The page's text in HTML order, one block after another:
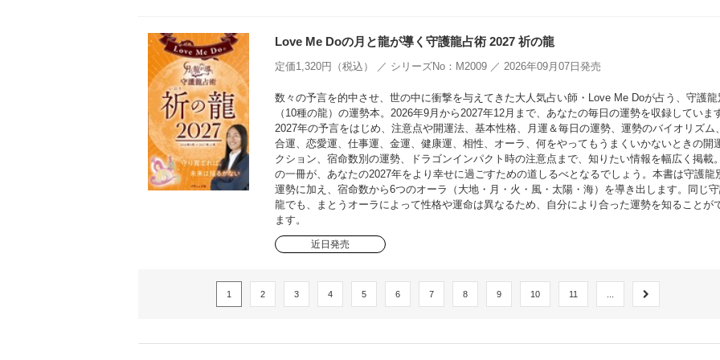
Love Me Doの月と龍が導く守護龍占術 2027 祈の龍
定価1,320円（税込） ／ シリーズNo：M2009 ／ 2026年09月07日発売
数々の予言を的中させ、世の中に衝撃を与えてきた大人気占い師・Love Me Doが占う、守護龍
（10種の龍）の運勢本。2026年9月から2027年12月まで、あなたの毎日の運勢を収録していま
2027年の予言をはじめ、注意点や開運法、基本性格、月運＆毎日の運勢、運勢のバイオリズム
合運、恋愛運、仕事運、金運、健康運、相性、オーラ、何をやってもうまくいかないときの開
クション、宿命数別の運勢、ドラゴンインパクト時の注意点まで、知りたい情報を幅広く掲載
の一冊が、あなたの2027年をより幸せに過ごすための道しるべとなるでしょう。本書は守護龍
運勢に加え、宿命数から6つのオーラ（大地・月・火・風・太陽・海）を導き出します。同じ
龍でも、まとうオーラによって性格や運命は異なるため、自分により合った運勢を知ることが
ます。
近日発売
1 2 3 4 5 6 7 8 9 10 11